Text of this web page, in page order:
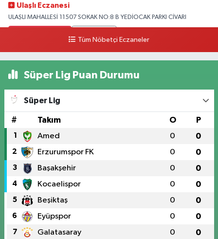
Ulaşlı Eczanesi
ULAŞLI MAHALLESİ 11507 SOKAK NO:8 B YEDİOCAK PARKI CİVARI
Tüm Nöbetçi Eczaneler
Süper Lig Puan Durumu
Süper Lig
# Takım O P
1 Amed 0 0
2 Erzurumspor FK 0 0
3 Başakşehir 0 0
4 Kocaelispor 0 0
5 Beşiktaş 0 0
6 Eyüpspor 0 0
7 Galatasaray 0 0